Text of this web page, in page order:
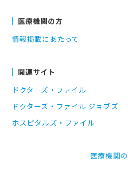
医療機関の方
情報掲載にあたって
関連サイト
ドクターズ・ファイル
ドクターズ・ファイル ジョブズ
ホスピタルズ・ファイル
医療機関